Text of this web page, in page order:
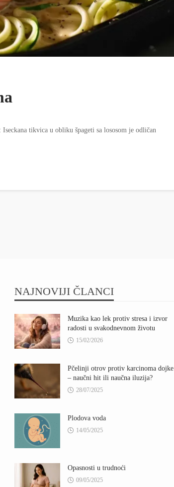
tikvica u obliku špageti sa lososom je odličan
NAJNOVIJI ČLANCI
Muzika kao lek protiv stresa i izvor
radosti u svakodnevnom životu
15/02/2026
Pčelinji otrov protiv karcinoma dojke
– naučni hit ili naučna iluzija?
28/07/2025
Plodova voda
14/05/2025
Opasnosti u trudnoći
09/05/2025